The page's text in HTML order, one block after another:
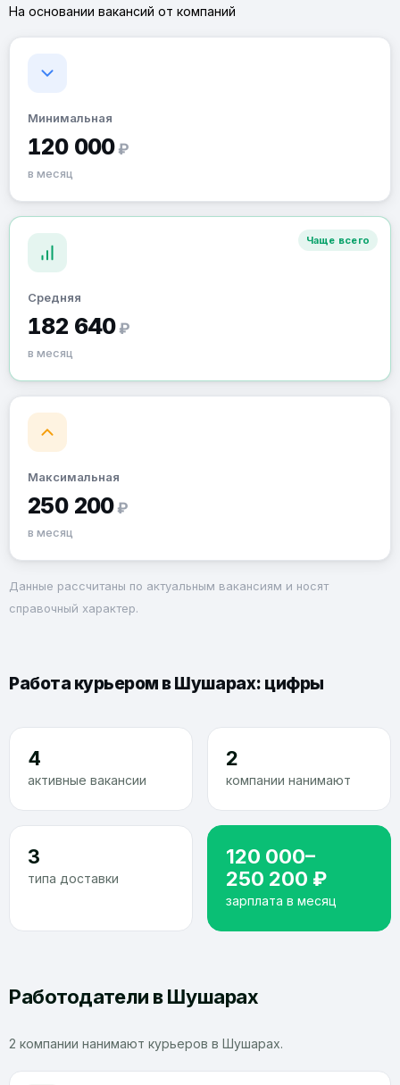
На основании вакансий от компаний
Минимальная
120 000 ₽
в месяц
Чаще всего
Средняя
182 640 ₽
в месяц
Максимальная
250 200 ₽
в месяц
Данные рассчитаны по актуальным вакансиям и носят
справочный характер.
Работа курьером в Шушарах: цифры
4
активные вакансии
2
компании нанимают
3
типа доставки
120 000–
250 200 ₽
зарплата в месяц
Работодатели в Шушарах
2 компании нанимают курьеров в Шушарах.